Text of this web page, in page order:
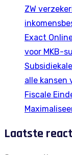
ZW
Exact
voor MKB-
alle kansen
Fiscale
Laatste